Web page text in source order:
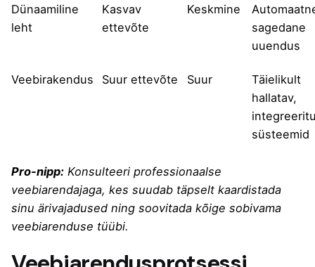
Dünaamiline
leht
Kasvav
ettevõte
Keskmine
sagedane
uuendus
Veebirakendus Suur ettevõte Suur
Täielikult
hallatav,
süsteemid
Pro-nipp: Konsulteeri professionaalse
veebiarendajaga, kes suudab täpselt kaardistada
sinu ärivajadused ning soovitada kõige sobivama
veebiarenduse tüübi.